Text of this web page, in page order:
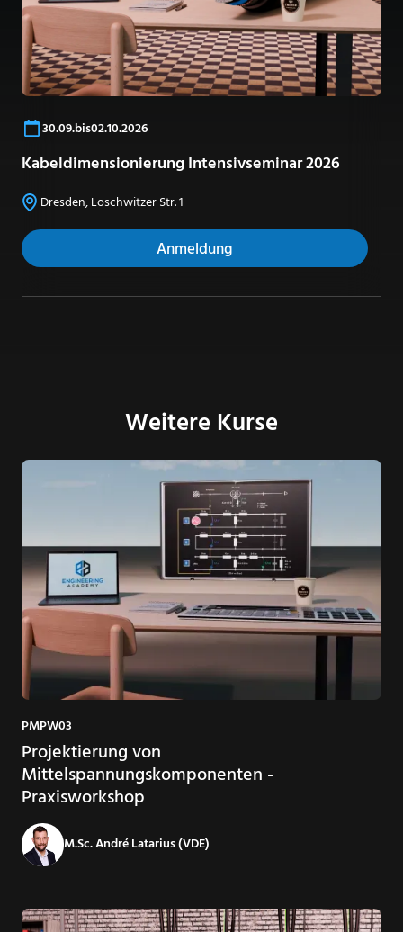
Kabeldimensionierung Intensivseminar 2026
Dresden, Loschwitzer Str. 1
Anmeldung
30.09.bis02.10.2026
Weitere Kurse
PMPW03
Projektierung von
Mittelspannungskomponenten -
Praxisworkshop
M.Sc. André Latarius (VDE)